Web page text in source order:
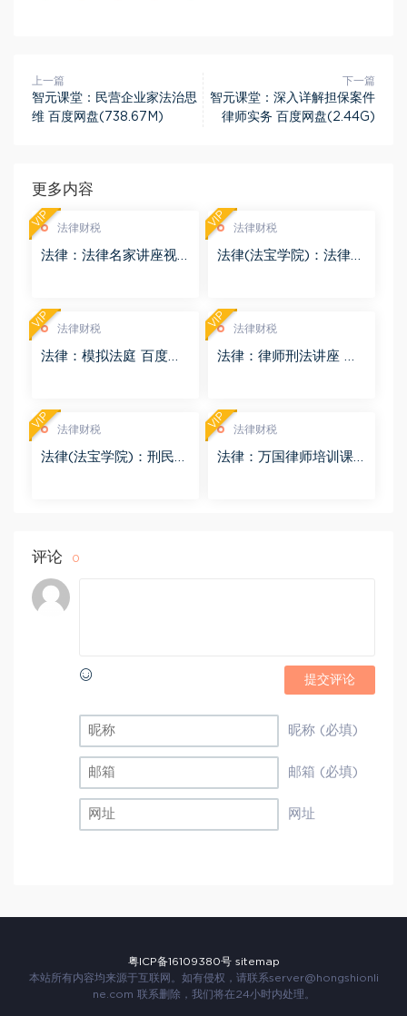
上一篇
智元课堂：民营企业家法治思
维 百度网盘(738.67M)
下一篇
智元课堂：深入详解担保案件
律师实务 百度网盘(2.44G)
更多内容
法律财税
法律：法律名家讲座视
VIP 法律财税
法律(法宝学院)：法律信
VIP
法律财税
法律：模拟法庭 百度网
VIP 法律财税
法律：律师刑法讲座 百
VIP
法律财税
法律(法宝学院)：刑民交
VIP 法律财税
法律：万国律师培训课
VIP
评论 0
提交评论
昵称 (必填)
邮箱 (必填)
网址
粤ICP备16109380号 sitemap
本站所有内容均来源于互联网。如有侵权，请联系server@hongshionli
ne.com 联系删除，我们将在24小时内处理。